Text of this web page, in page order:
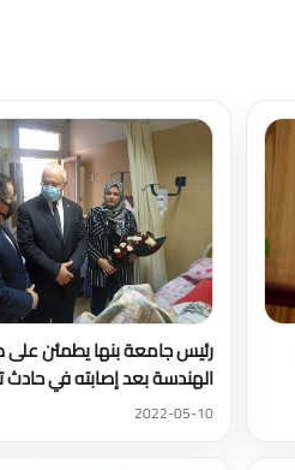
رئيس جامعة بنها يطمئن على
الهندسة بعد إصابته في
2022-05-10